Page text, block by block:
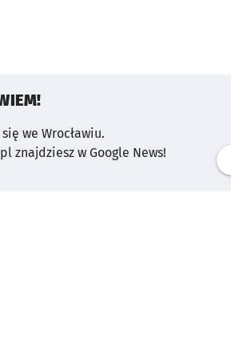
we Wrocławiu.
znajdziesz w Google News!